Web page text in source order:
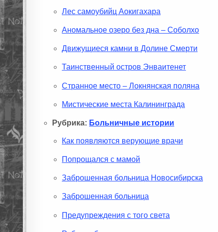
Лес самоубийц Аокигахара
Аномальное озеро без дна – Соболхо
Движущиеся камни в Долине Смерти
Таинственный остров Энваитенет
Странное место – Локнянская поляна
Мистические места Калининграда
Рубрика: Больничные истории
Как появляются верующие врачи
Попрощался с мамой
Заброшенная больница Новосибирска
Заброшенная больница
Предупреждения с того света